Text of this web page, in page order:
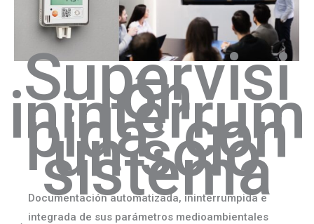
Supervisi
ón
ininterrum
pida: con
un solo
sistema
Documentación automatizada, ininterrumpida e
integrada de sus parámetros medioambientales